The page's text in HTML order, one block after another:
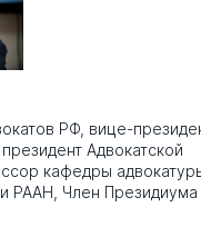
РФ, вице-
Адвокатской
кафедры
РААН, Член Президиума